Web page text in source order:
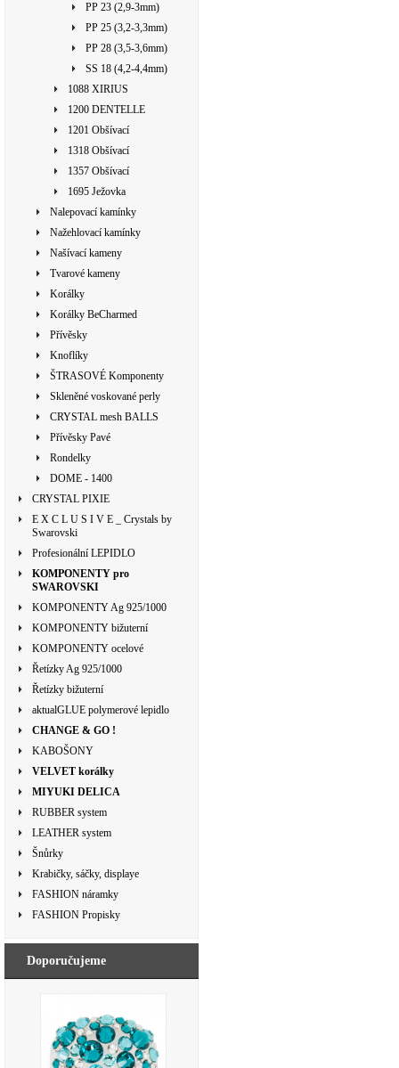
PP 23 (2,9-3mm)
PP 25 (3,2-3,3mm)
PP 28 (3,5-3,6mm)
SS 18 (4,2-4,4mm)
1088 XIRIUS
1200 DENTELLE
1201 Obšívací
1318 Obšívací
1357 Obšívací
1695 Ježovka
Nalepovací kamínky
Nažehlovací kamínky
Našívací kameny
Tvarové kameny
Korálky
Korálky BeCharmed
Přívěsky
Knoflíky
ŠTRASOVÉ Komponenty
Skleněné voskované perly
CRYSTAL mesh BALLS
Přívěsky Pavé
Rondelky
DOME - 1400
CRYSTAL PIXIE
E X C L U S I V E _ Crystals by
Swarovski
Profesionální LEPIDLO
KOMPONENTY pro
SWAROVSKI
KOMPONENTY Ag 925/1000
KOMPONENTY bižuterní
KOMPONENTY ocelové
Řetízky Ag 925/1000
Řetízky bižuterní
aktualGLUE polymerové lepidlo
CHANGE & GO !
KABOŠONY
VELVET korálky
MIYUKI DELICA
RUBBER system
LEATHER system
Šnůrky
Krabičky, sáčky, displaye
FASHION náramky
FASHION Propisky
Doporučujeme